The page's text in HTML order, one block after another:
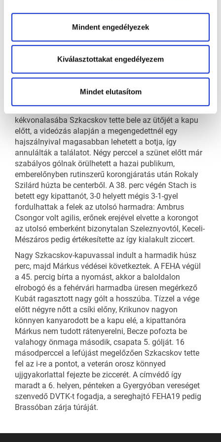
Mindent engedélyezek
Kiválasztottakat engedélyezem
Mindet elutasítom
viszont emberelőnyös szituációt már kihasznált a
címvédő. 2023 első csíki gólja érdekes körülmények
között esett: a vendégharmadban hirtelen Bajkó esett
össze arcához kapva, hiába feküdt hosszú
másodpercekig a jégen, ismeretlen eredetű vérző
sérülését nem követte játékmegszakítás, Becze pedig
élt az ily módon támadt létszámfölénnyel. A mérkőzés
felénél Láday cselezte be magát középre, lelassuló
később újra rezgett Márkus hálója, ám hiába. Sofron
kékvonalasába Szkacskov tette bele az ütőjét a kapu
előtt, a videózás alapján a megengedettnél egy
hajszálnyival magasabban lehetett a botja, így
annulálták a találatot. Négy perccel a szünet előtt már
szabályos gólnak örülhetett a hazai publikum,
emberelőnyben rutinszerű korongjáratás után Rokaly
Szilárd húzta be centerből. A 38. perc végén Stach is
betett egy kipattanót, 3-0 helyett mégis 3-1-gyel
fordulhattak a felek az utolsó harmadra: Ambrus
Csongor volt agilis, erőnek erejével elvette a korongot
az utolsó emberként bizonytalan Szeleznyovtól, Keceli-
Mészáros pedig értékesítette az így kialakult ziccert.
Nagy Szkacskov-kapuvassal indult a harmadik húsz
perc, majd Márkus védései következtek. A FEHA végül
a 45. percig bírta a nyomást, akkor a baloldalon
elrobogó és a fehérvári harmadba üresen megérkező
Kubát ragasztott nagy gólt a hosszúba. Tízzel a vége
előtt négyre nőtt a csíki előny, Krikunov nagyon
könnyen kanyarodott be a kapu elé, a kipattanóra
Márkus nem tudott rátenyerelni, Becze pofozta be
valahogy önmaga második, csapata 5. gólját. 16
másodperccel a lefújást megelőzően Szkacskov tette
fel az i-re a pontot, a veterán orosz könnyed
ujjgyakorlattal fejezte be ziccerét. A címvédő így
maradt a 6. helyen, pénteken a Gyergyóban vereséget
szenvedő DVTK-t fogadja, a sereghajtó FEHA19 pedig
Brassóban zárja túráját.